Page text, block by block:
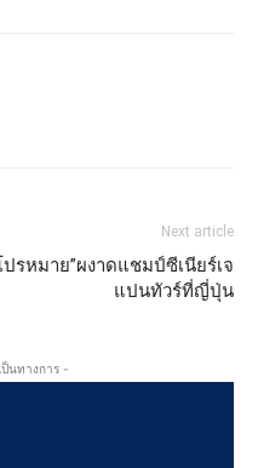
Next article
ปรหมาย”ผงาดแชมป์ซีเนียร์เจ
แปนทัวร์ที่ญี่ปุ่น
นทางการ -